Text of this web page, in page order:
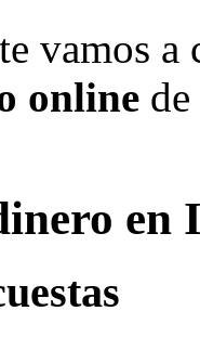
vamos a
online
en